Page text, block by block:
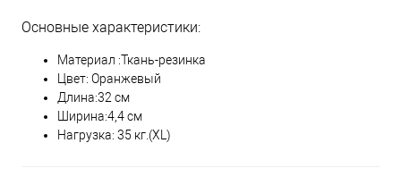
Основные характеристики:
Материал :Ткань-резинка
Цвет: Оранжевый
Длина:32 см
Ширина:4,4 см
Нагрузка: 35 кг.(XL)